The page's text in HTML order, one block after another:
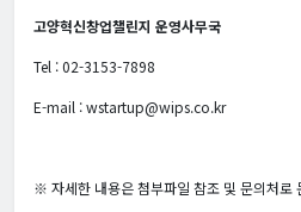
고양혁신창업챌린지 운영사무국
Tel : 02-3153-7898
E-mail : wstartup@wips.co.kr
※ 자세한 내용은 첨부파일 참조 및 문의처로